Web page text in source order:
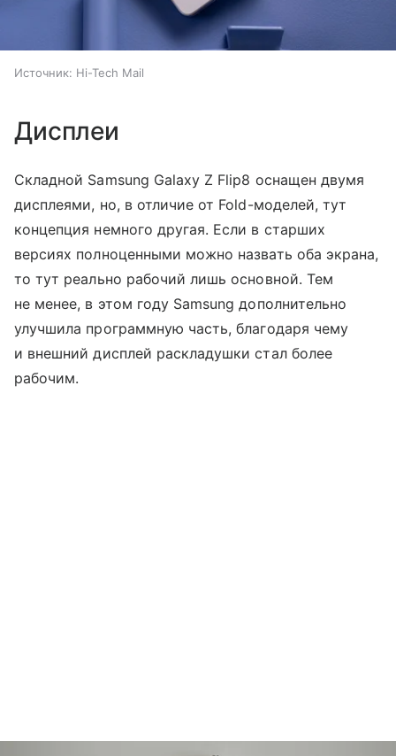
Источник: Hi-Tech Mail
Дисплеи
Складной Samsung Galaxy Z Flip8 оснащен двумя
дисплеями, но, в отличие от Fold-моделей, тут
концепция немного другая. Если в старших
версиях полноценными можно назвать оба экрана,
то тут реально рабочий лишь основной. Тем
не менее, в этом году Samsung дополнительно
улучшила программную часть, благодаря чему
и внешний дисплей раскладушки стал более
рабочим.